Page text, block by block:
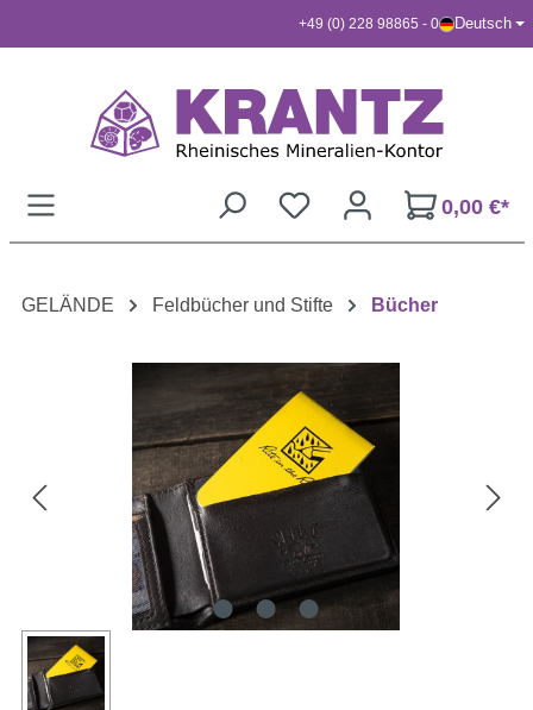
+49 (0) 228 98865 - 0 Deutsch
0,00 €*
GELÄNDE Feldbücher und Stifte Bücher